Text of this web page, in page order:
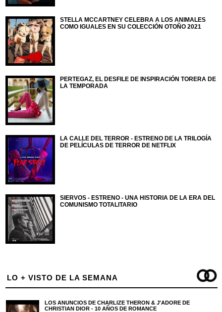
STELLA MCCARTNEY CELEBRA A LOS ANIMALES
COMO IGUALES EN SU COLECCIÓN OTOÑO 2021
PERTEGAZ, EL DESFILE DE INSPIRACIÓN TORERA DE
LA TEMPORADA
LA CALLE DEL TERROR - ESTRENO DE LA TRILOGÍA
DE PELÍCULAS DE TERROR DE NETFLIX
SIERVOS - ESTRENO - UNA HISTORIA DE LA ERA DEL
COMUNISMO TOTALITARIO
LO + VISTO DE LA SEMANA
LOS ANUNCIOS DE CHARLIZE THERON & J'ADORE DE
CHRISTIAN DIOR - 10 AÑOS DE ROMANCE